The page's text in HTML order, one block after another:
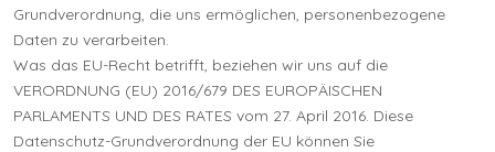
Grundverordnung, die uns ermöglichen, personenbezogene
Daten zu verarbeiten.
Was das EU-Recht betrifft, beziehen wir uns auf die
VERORDNUNG (EU) 2016/679 DES EUROPÄISCHEN
PARLAMENTS UND DES RATES vom 27. April 2016. Diese
Datenschutz-Grundverordnung der EU können Sie